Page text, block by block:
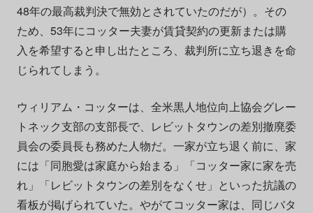
48年の最高裁判決で無効とされていたのだが）。その
ため、53年にコッター夫妻が賃貸契約の更新または購
入を希望すると申し出たところ、裁判所に立ち退きを命
じられてしまう。
ウィリアム・コッターは、全米黒人地位向上協会グレー
トネック支部の支部長で、レビットタウンの差別撤廃委
員会の委員長も務めた人物だ。一家が立ち退く前に、家
には「同胞愛は家庭から始まる」「コッター家に家を売
れ」「レビットタウンの差別をなくせ」といった抗議の
看板が掲げられていた。やがてコッター家は、同じバタ